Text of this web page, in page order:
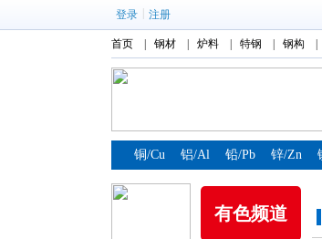
登录 注册
首页 钢材 炉料 特钢 钢构
铜/Cu 铝/Al 铅/Pb 锌/Zn
有色频道